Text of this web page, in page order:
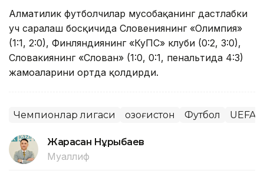
Алматилик футболчилар мусобақанинг дастлабки
уч саралаш босқичида Словениянинг «Олимпия»
(1:1, 2:0), Финляндиянинг «КуПС» клуби (0:2, 3:0),
Словакиянинг «Слован» (1:0, 0:1, пенальтида 4:3)
жамоаларини ортда қолдирди.
Чемпионлар лигаси Қозоғистон Футбол UEFA
Жарасқан Нұрыбаев
Муаллиф